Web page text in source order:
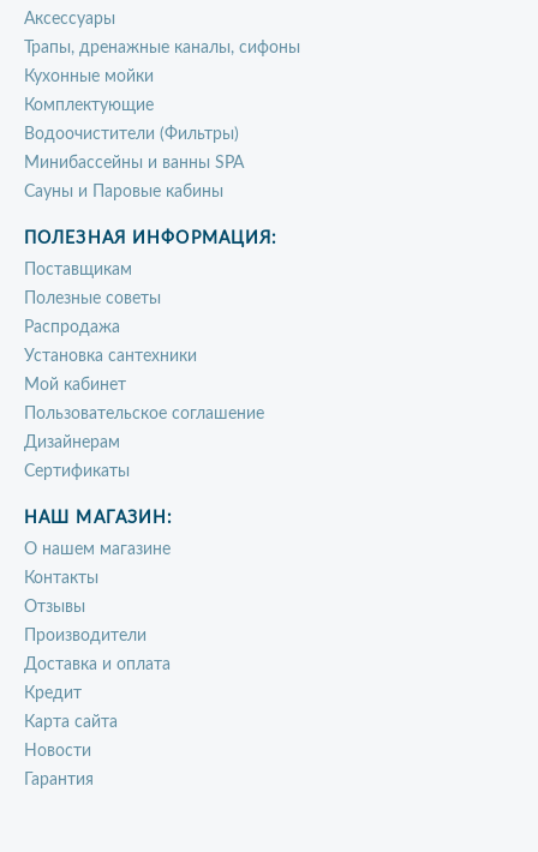
Аксессуары
Трапы, дренажные каналы, сифоны
Кухонные мойки
Комплектующие
Водоочистители (Фильтры)
Минибассейны и ванны SPA
Сауны и Паровые кабины
ПОЛЕЗНАЯ ИНФОРМАЦИЯ:
Поставщикам
Полезные советы
Распродажа
Установка сантехники
Мой кабинет
Пользовательское соглашение
Дизайнерам
Сертификаты
НАШ МАГАЗИН:
О нашем магазине
Контакты
Отзывы
Производители
Доставка и оплата
Кредит
Карта сайта
Новости
Гарантия